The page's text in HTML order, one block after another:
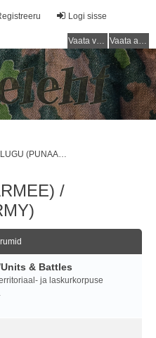
Logi sisse
Vaata vastamata teemasi Vaata aktiivseid teemasid
AJALUGU (PUNAARMEE) / HISTORY (RED ARMY)
/
& Battles
ja laskurkorpuse